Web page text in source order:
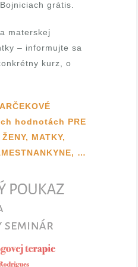
grátis.
materskej
– informujte sa
kurz, o
hodnotách PRE
MATKY,
…